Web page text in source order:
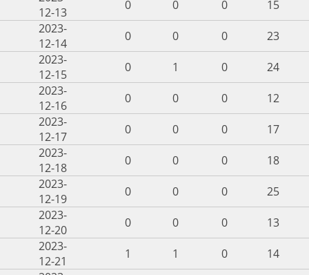
12-13
0 0 0
15
2023-
12-14
0 0 0
23
2023-
12-15
0 1 0
24
2023-
12-16
0 0 0
12
2023-
12-17
0 0 0
17
2023-
12-18
0 0 0
18
2023-
12-19
0 0 0
25
2023-
12-20
0 0 0
13
2023-
12-21
1 1 0
14